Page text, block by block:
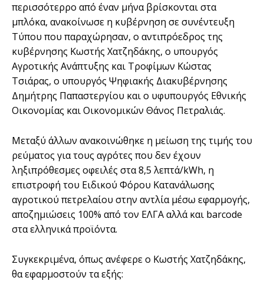
περισσότερρο από έναν μήνα βρίσκονται στα
μπλόκα, ανακοίνωσε η κυβέρνηση σε συνέντευξη
Τύπου που παραχώρησαν, ο αντιπρόεδρος της
κυβέρνησης Κωστής Χατζηδάκης, ο υπουργός
Αγροτικής Ανάπτυξης και Τροφίμων Κώστας
Τσιάρας, ο υπουργός Ψηφιακής Διακυβέρνησης
Δημήτρης Παπαστεργίου και ο υφυπουργός Εθνικής
Οικονομίας και Οικονομικών Θάνος Πετραλιάς.
Μεταξύ άλλων ανακοινώθηκε η μείωση της τιμής του
ρεύματος για τους αγρότες που δεν έχουν
ληξιπρόθεσμες οφειλές στα 8,5 λεπτά/kWh, η
επιστροφή του Ειδικού Φόρου Κατανάλωσης
αγροτικού πετρελαίου στην αντλία μέσω εφαρμογής,
αποζημιώσεις 100% από τον ΕΛΓΑ αλλά και barcode
στα ελληνικά προϊόντα.
Συγκεκριμένα, όπως ανέφερε ο Κωστής Χατζηδάκης,
θα εφαρμοστούν τα εξής: